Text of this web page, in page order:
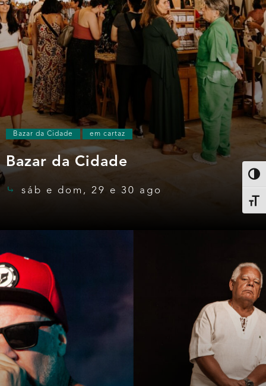
Bazar da Cidade em cartaz
Bazar da Cidade
sáb e dom, 29 e 30 ago